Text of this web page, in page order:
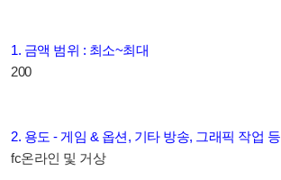
1. 금액 범위 : 최소~최대
200
2. 용도 - 게임 & 옵션, 기타 방송, 그래픽 작업 등
fc온라인 및 거상